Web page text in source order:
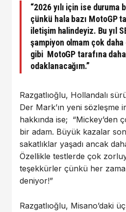
“2026 yılı için ise duruma
çünkü hala bazı MotoGP
iletişim halindeyiz. Bu yıl
şampiyon olmam çok
gibi MotoGP tarafına
odaklanacağım.”
Razgatlıoğlu, Hollandalı
Der Mark’ın yeni sözleşme
hakkında ise; “Mickey’den
bir adam. Büyük kazalar
sakatlıklar yaşadı ancak
Özellikle testlerde çok
teşekkürler çünkü her
deniyor!”
Razgatlıoğlu, Misano’daki üç